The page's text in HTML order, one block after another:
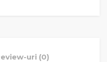
uri (0)